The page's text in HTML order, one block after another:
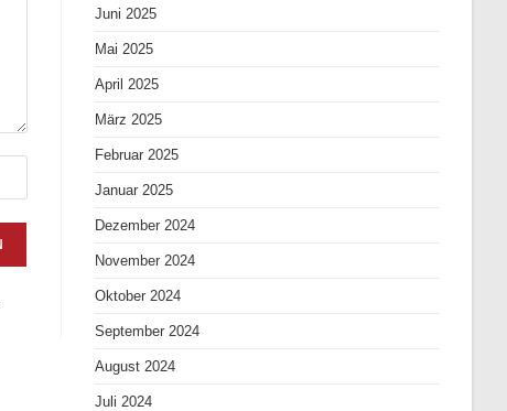
Juni 2025
Mai 2025
April 2025
März 2025
Februar 2025
Januar 2025
Dezember 2024
November 2024
Oktober 2024
September 2024
August 2024
Juli 2024